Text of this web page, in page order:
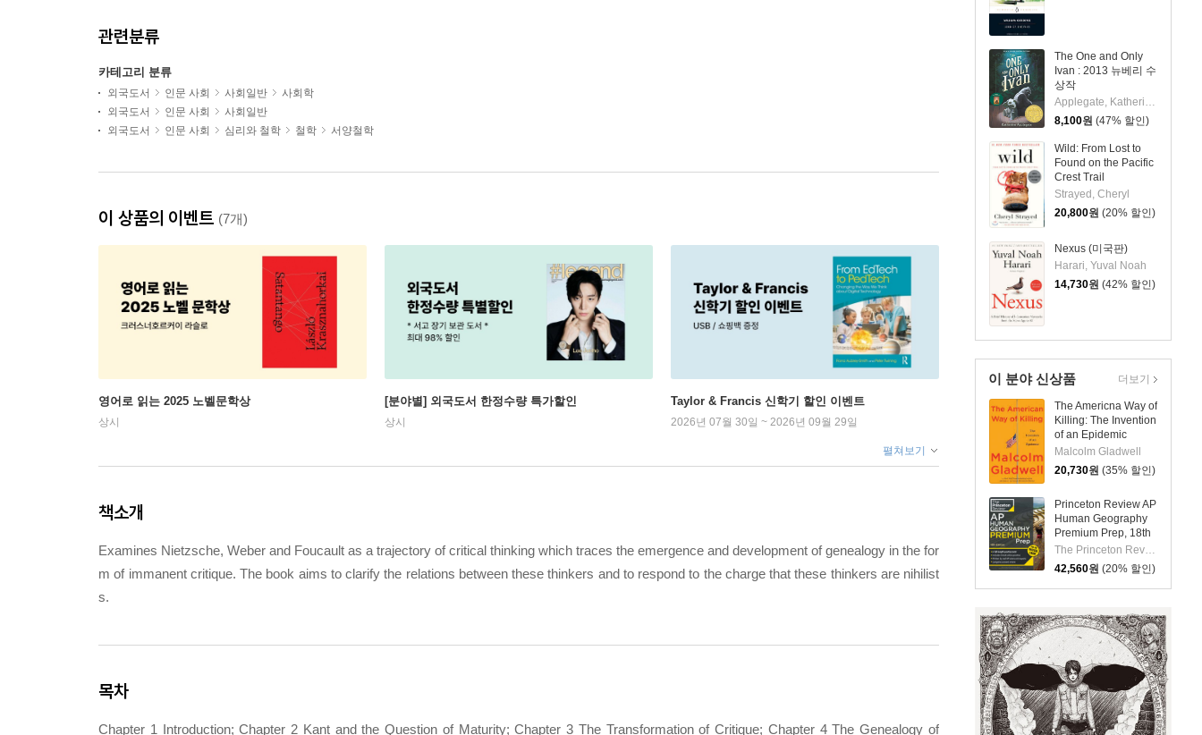
The One and Only
Ivan : 2013 뉴베리 수
상작
8,100원 (47% 할인)
Wild: From Lost to
Found on the Pacific
Crest Trail
Strayed, Cheryl
20,800원 (20% 할인)
Nexus (미국판)
Harari, Yuval Noah
14,730원 (42% 할인)
이 분야 신상품
The Americna Way of
Killing: The Invention
of an Epidemic
Malcolm Gladwell
20,730원 (35% 할인)
Princeton Review AP
Human Geography
Premium Prep, 18th
Edition: 6 Practice
Tests + Digital
Practice Online +
Content Review
The Princeton Review
42,560원 (20% 할인)
더보기
관련분류
카테고리 분류
외국도서 인문 사회 사회일반
사회학
외국도서
인문 사회
사회일반
외국도서
인문 사회 심리와 철학 철학 서양철학
이 상품의 이벤트 (7개)
영어로 읽는 2025 노벨문학상
상시
[분야별] 외국도서 한정수량 특가할인
상시
Taylor & Francis 신학기 할인 이벤트
2026년 07월 30일 ~ 2026년 09월 29일
펼쳐보기
책소개
Examines Nietzsche, Weber and Foucault as a trajectory of critical thinking which traces the emergence and development of genealogy in the for
m of immanent critique. The book aims to clarify the relations between these thinkers and to respond to the charge that these thinkers are nihilist
s.
목차
Chapter 1 Introduction; Chapter 2 Kant and the Question of Maturity; Chapter 3 The Transformation of Critique; Chapter 4 The Genealogy of